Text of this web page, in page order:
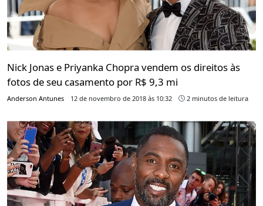
Nick Jonas e Priyanka Chopra vendem os direitos às
fotos de seu casamento por R$ 9,3 mi
Anderson Antunes 12 de novembro de 2018 às 10:32 2 minutos de leitura